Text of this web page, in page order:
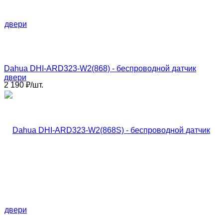
Dahua DHI-ARD323-W2(868) - беспроводной датчик
двери
2 190 ₽/шт.